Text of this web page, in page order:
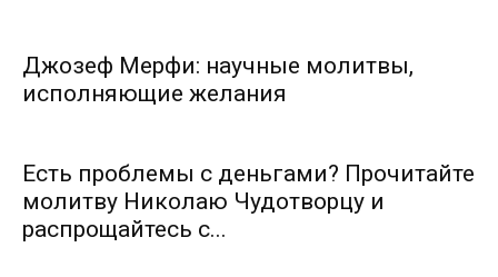
Джозеф Мерфи: научные молитвы,
исполняющие желания
Есть проблемы с деньгами? Прочитайте
молитву Николаю Чудотворцу и
распрощайтесь с...